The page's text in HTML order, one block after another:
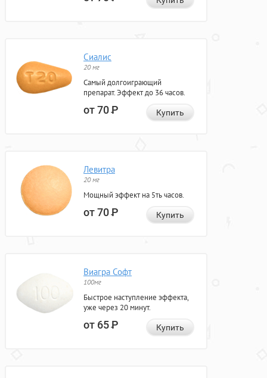
Сиалис
20 мг
Самый долгоиграющий
препарат. Эффект до 36 часов.
от 70Р Купить
Левитра
20 мг
Мощный эффект на 5ть часов.
от 70Р Купить
Виагра Софт
100мг
Быстрое наступление эффекта,
уже через 20 минут.
от 65Р Купить